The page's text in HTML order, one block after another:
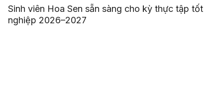
Sinh viên Hoa Sen sẵn sàng cho kỳ thực tập tốt
nghiệp 2026–2027